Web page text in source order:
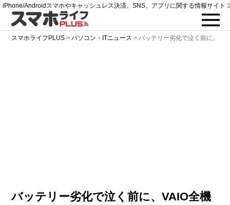
iPhone/Androidスマホやキャッシュレス決済、SNS、アプリに関する情報サイト
スマホライフPLUS >パソコン・ITニュース >バッテリー劣化で泣く前に、
バッテリー劣化で泣く前に、VAIO全機